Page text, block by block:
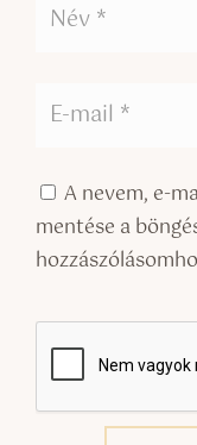
A nevem, e-
mentése a